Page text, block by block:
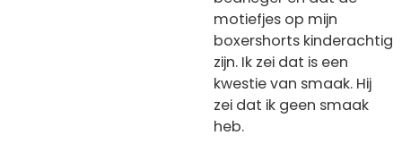
motiefjes op mijn
boxershorts kinderachtig
zijn. Ik zei dat is een
kwestie van smaak. Hij
zei dat ik geen smaak
heb.